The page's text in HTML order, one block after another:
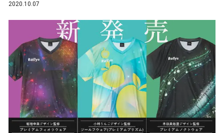
2020.10.07